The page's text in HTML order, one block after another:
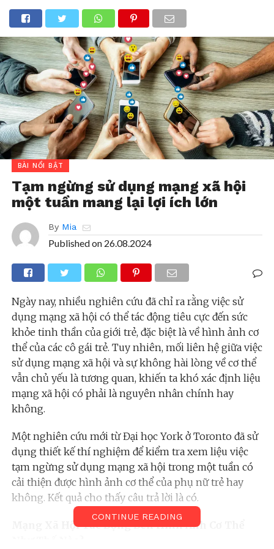
BÀI NỔI BẬT
Tạm ngừng sử dụng mạng xã hội
một tuần mang lại lợi ích lớn
By Mia
Published on 26.08.2024
Ngày nay, nhiều nghiên cứu đã chỉ ra rằng việc sử
dụng mạng xã hội có thể tác động tiêu cực đến sức
khỏe tinh thần của giới trẻ, đặc biệt là về hình ảnh cơ
thể của các cô gái trẻ. Tuy nhiên, mối liên hệ giữa việc
sử dụng mạng xã hội và sự không hài lòng về cơ thể
vẫn chủ yếu là tương quan, khiến ta khó xác định liệu
mạng xã hội có phải là nguyên nhân chính hay
không.
Một nghiên cứu mới từ Đại học York ở Toronto đã sử
dụng thiết kế thí nghiệm để kiểm tra xem liệu việc
tạm ngừng sử dụng mạng xã hội trong một tuần có
cải thiện được hình ảnh cơ thể của phụ nữ trẻ hay
không. Kết quả cho thấy câu trả lời là có.
Mạng Xã Hội Tác Động Đến Hình Ảnh Cơ Thể
CONTINUE READING